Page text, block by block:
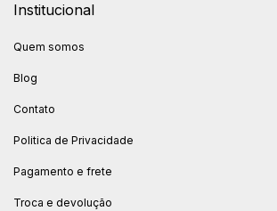
Institucional
Quem somos
Blog
Contato
Politica de Privacidade
Pagamento e frete
Troca e devolução